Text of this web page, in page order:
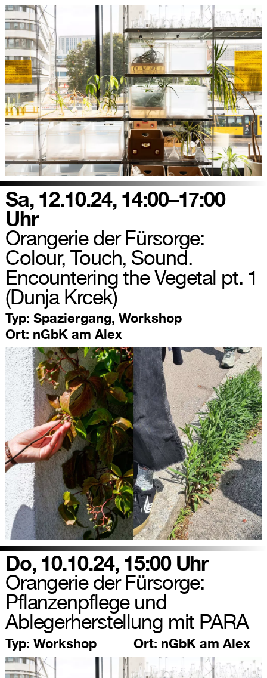
Sa, 12.10.24, 14:00–17:00
Uhr
Orangerie der Fürsorge:
Colour, Touch, Sound.
Encountering the Vegetal pt. 1
(Dunja Krcek)
Typ: Spaziergang, Workshop
Ort: nGbK am Alex
Do, 10.10.24, 15:00 Uhr
Orangerie der Fürsorge:
Pflanzenpflege und
Ablegerherstellung mit PARA
Typ: Workshop Ort: nGbK am Alex